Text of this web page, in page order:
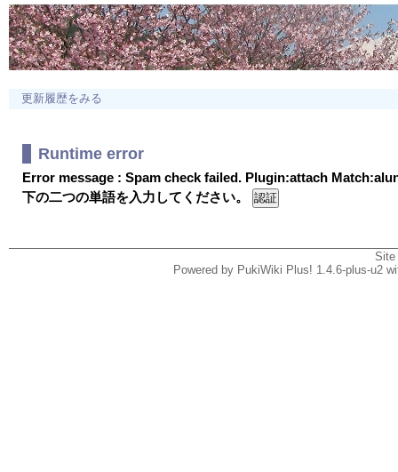
更新履歴をみる
Runtime error
Error message : Spam check failed. Plugin:attach
下の二つの単語を入力してください。
Powered by PukiWiki Plus! 1.4.6-plus-u2